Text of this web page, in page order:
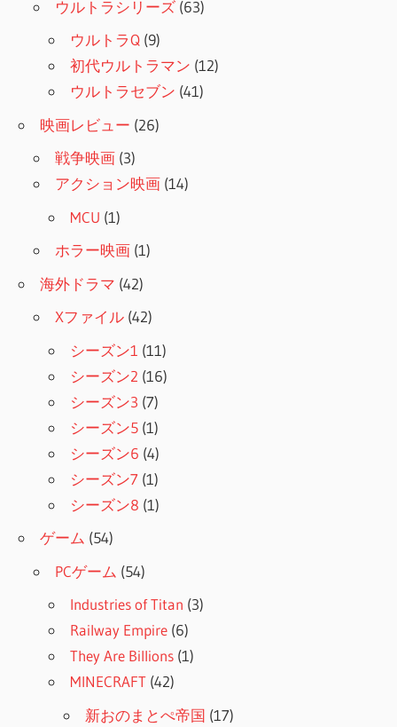
ウルトラシリーズ (63)
ウルトラQ (9)
初代ウルトラマン (12)
ウルトラセブン (41)
映画レビュー (26)
戦争映画 (3)
アクション映画 (14)
MCU (1)
ホラー映画 (1)
海外ドラマ (42)
Xファイル (42)
シーズン1 (11)
シーズン2 (16)
シーズン3 (7)
シーズン5 (1)
シーズン6 (4)
シーズン7 (1)
シーズン8 (1)
ゲーム (54)
PCゲーム (54)
Industries of Titan (3)
Railway Empire (6)
They Are Billions (1)
MINECRAFT (42)
新おのまとぺ帝国 (17)